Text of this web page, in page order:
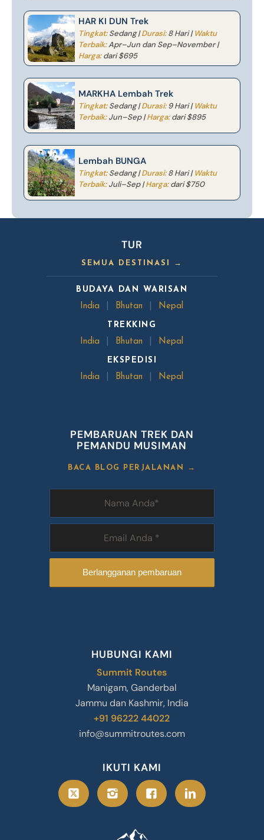
HAR KI DUN Trek
Tingkat:Sedang |Durasi:8 Hari |Waktu
Terbaik:Apr–Jun dan Sep–November |
Harga:dari $695
MARKHA Lembah Trek
Tingkat:Sedang |Durasi:9 Hari |Waktu
Terbaik:Jun–Sep |Harga:dari $895
Lembah BUNGA
Tingkat:Sedang |Durasi:8 Hari |Waktu
Terbaik:Juli–Sep |Harga:dari $750
TUR
SEMUA DESTINASI →
BUDAYA DAN WARISAN
India
Bhutan Nepal
TREKKING
India
Bhutan Nepal
EKSPEDISI
India
Bhutan Nepal
PEMBARUAN TREK DAN
PEMANDU MUSIMAN
BACA BLOG PERJALANAN →
HUBUNGI KAMI
Summit Routes
Manigam, Ganderbal
Jammu dan Kashmir, India
+91 96222 44022
info@summitroutes.com
IKUTI KAMI